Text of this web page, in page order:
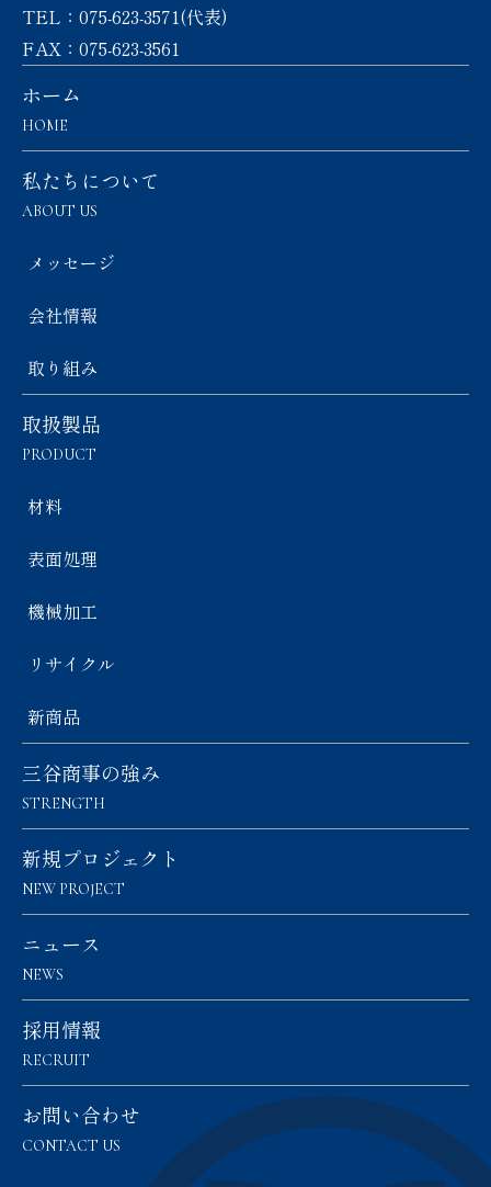
TEL：075-623-3571(代表)
FAX：075-623-3561
ホーム
HOME
私たちについて
ABOUT US
メッセージ
会社情報
取り組み
取扱製品
PRODUCT
材料
表面処理
機械加工
リサイクル
新商品
三谷商事の強み
STRENGTH
新規プロジェクト
NEW PROJECT
ニュース
NEWS
採用情報
RECRUIT
お問い合わせ
CONTACT US